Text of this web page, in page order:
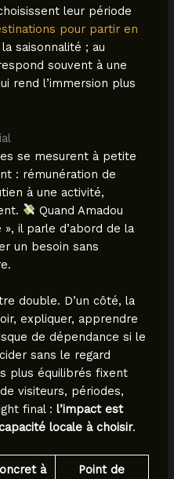
leur période
pour partir en
saisonnalité ; au
souvent à une
rend l’immersion plus
se mesurent à petite
: rémunération de
à une activité,
Quand Amadou
il parle d’abord de la
un besoin sans
double. D’un côté, la
expliquer, apprendre
de dépendance si le
sans le regard
plus équilibrés fixent
visiteurs, périodes,
final : l’impact est
locale à choisir.
à Point de